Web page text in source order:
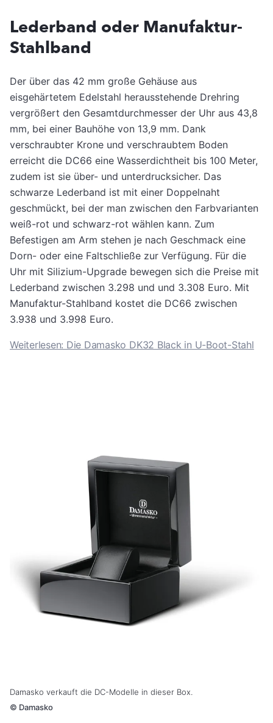
Lederband oder Manufaktur-
Stahlband
Der über das 42 mm große Gehäuse aus
eisgehärtetem Edelstahl herausstehende Drehring
vergrößert den Gesamtdurchmesser der Uhr aus 43,8
mm, bei einer Bauhöhe von 13,9 mm. Dank
verschraubter Krone und verschraubtem Boden
erreicht die DC66 eine Wasserdichtheit bis 100 Meter,
zudem ist sie über- und unterdrucksicher. Das
schwarze Lederband ist mit einer Doppelnaht
geschmückt, bei der man zwischen den Farbvarianten
weiß-rot und schwarz-rot wählen kann. Zum
Befestigen am Arm stehen je nach Geschmack eine
Dorn- oder eine Faltschließe zur Verfügung. Für die
Uhr mit Silizium-Upgrade bewegen sich die Preise mit
Lederband zwischen 3.298 und und 3.308 Euro. Mit
Manufaktur-Stahlband kostet die DC66 zwischen
3.938 und 3.998 Euro.
Weiterlesen: Die Damasko DK32 Black in U-Boot-Stahl
Damasko verkauft die DC-Modelle in dieser Box.
© Damasko